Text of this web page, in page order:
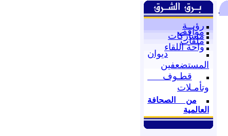
رؤيــة
مواقف
مشاركات
ملفات
واحة اللقاء
ديوان
المستضعفين
قطـوف
وتأمـلات
من الصحافة
العالمية